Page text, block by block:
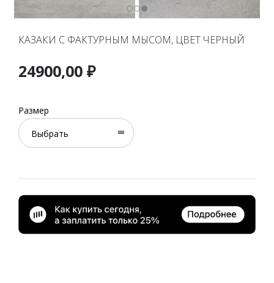
КАЗАКИ С ФАКТУРНЫМ МЫСОМ, ЦВЕТ ЧЕРНЫЙ
24900,00 ₽
Размер
Выбрать